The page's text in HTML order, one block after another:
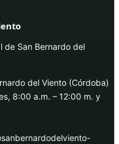
de San Bernardo del
del Viento (Córdoba)
8:00 a.m. – 12:00 m. y